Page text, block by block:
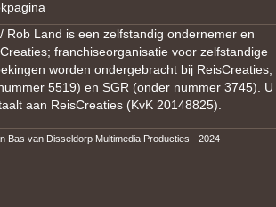
Rob Land is een zelfstandig ondernemer en
franchiseorganisatie voor zelfstandige
worden ondergebracht bij ReisCreaties,
5519) en SGR (onder nummer 3745). U
aan ReisCreaties (KvK 20148825).
Bas van Disseldorp Multimedia Producties - 2024